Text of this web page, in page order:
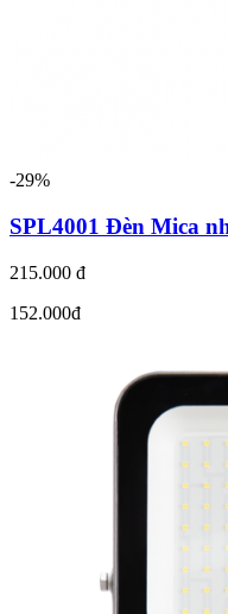
-29%
SPL4001 Đèn Mica
215.000 đ
152.000đ